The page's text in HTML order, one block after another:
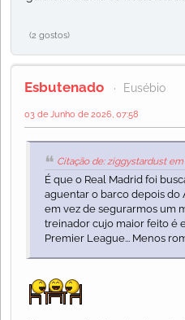
(2 gostos)
Esbutenado Eusébio
03 de Junho de 2026, 07:58
Citação de: ziggystardust
É que o Real Madrid foi
aguentar o barco depois do
em vez de segurarmos um
treinador cujo maior feito é
Premier League... Menos